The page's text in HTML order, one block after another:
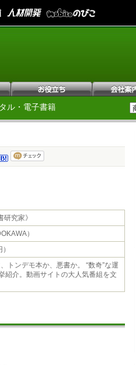
ル・電子書籍
究家》
）
トンデモ本か、悪書か。 “数奇”な運
紹介。動画サイトの大人気番組を文